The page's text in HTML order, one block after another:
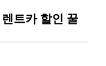
트카 할인 꿀